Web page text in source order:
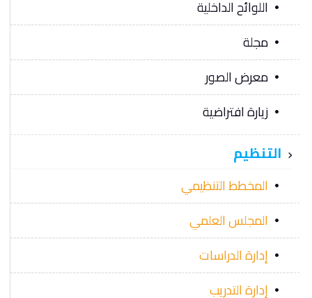
اللوائح الداخلية
مجلة
معرض الصور
زيارة افتراضية
التنظيم
المخطط التنظيمي
المجلس العلمي
إدارة الدراسات
إدارة التدريب